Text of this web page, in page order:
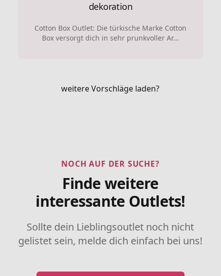
dekoration
Cotton Box Outlet: Die türkische Marke Cotton
Box versorgt dich in sehr prunkvoller Ar...
weitere Vorschläge laden?
NOCH AUF DER SUCHE?
Finde weitere
interessante Outlets!
Sollte dein Lieblingsoutlet noch nicht
gelistet sein, melde dich einfach bei uns!